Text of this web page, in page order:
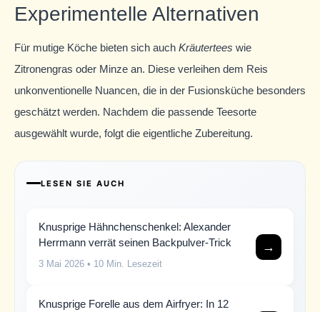
Experimentelle Alternativen
Für mutige Köche bieten sich auch Kräutertees wie
Zitronengras oder Minze an. Diese verleihen dem Reis
unkonventionelle Nuancen, die in der Fusionsküche besonders
geschätzt werden. Nachdem die passende Teesorte
ausgewählt wurde, folgt die eigentliche Zubereitung.
LESEN SIE AUCH
Knusprige Hähnchenschenkel: Alexander
Herrmann verrät seinen Backpulver-Trick
3 Mai 2026 • 10 Min. Lesezeit
→
Knusprige Forelle aus dem Airfryer: In 12